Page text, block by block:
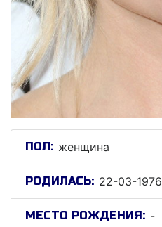
ПОЛ: женщина
РОДИЛАСЬ: 22-03-1976
МЕСТО РОЖДЕНИЯ: -